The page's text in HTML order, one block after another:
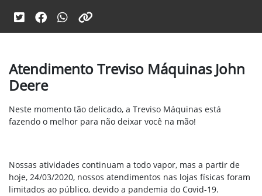
Atendimento Treviso Máquinas John
Deere
Neste momento tão delicado, a Treviso Máquinas está
fazendo o melhor para não deixar você na mão!
Nossas atividades continuam a todo vapor, mas a partir de
hoje, 24/03/2020, nossos atendimentos nas lojas físicas foram
limitados ao público, devido a pandemia do Covid-19.